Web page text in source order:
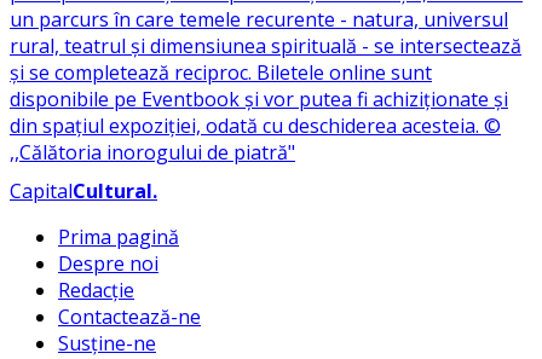
CapitalCultural.
Prima pagină
Despre noi
Redacție
Contactează-ne
Susține-ne